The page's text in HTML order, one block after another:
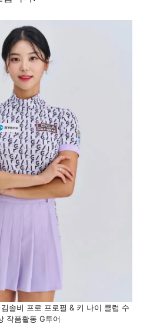
솔비 프로 프로필 & 키 나이 클럽 수
작품활동 G투어